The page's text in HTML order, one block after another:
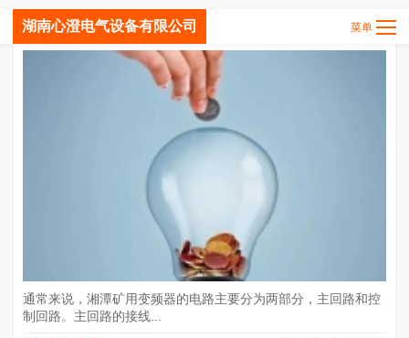
湖南心澄电气设备有限公司
湘潭矿用变频器控制回路的接线方法你知道吗？
通常来说，湘潭矿用变频器的电路主要分为两部分，主回路和控
制回路。主回路的接线...